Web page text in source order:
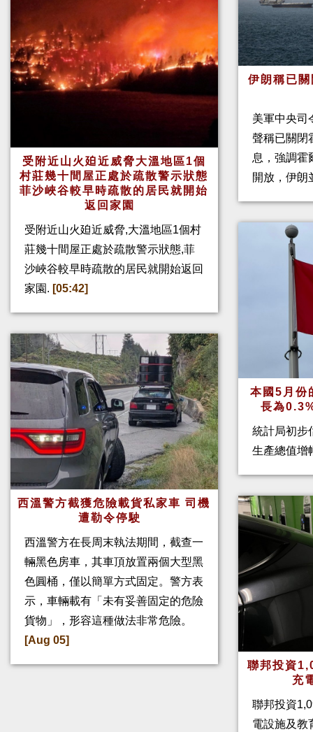
受附近山火廹近威脅大溫地區1個
村莊幾十間屋正處於疏散警示狀態
菲沙峽谷較早時疏散的居民就開始
返回家園
受附近山火廹近威脅,大溫地區1個村
莊幾十間屋正處於疏散警示狀態,菲
沙峽谷較早時疏散的居民就開始返回
家園. [05:42]
西溫警方截獲危險載貨私家車 司機
遭勒令停駛
西溫警方在長周末執法期間，截查一
輛黑色房車，其車頂放置兩個大型黑
色圓桶，僅以簡單方式固定。警方表
示，車輛載有「未有妥善固定的危險
貨物」，形容這種做法非常危險。
[Aug 05]
伊朗稱已
美軍中央司
聲稱已關閉
息，強調霍
開放，伊
本國5月份
長為
統計局初步
生產總值增
聯邦投資
充
聯邦投資
電設施及教